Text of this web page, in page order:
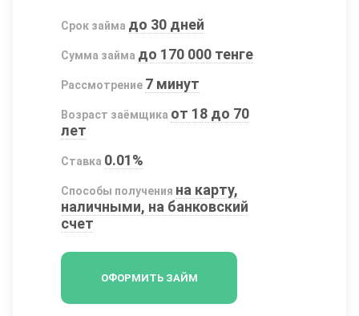
Срок займа до 30 дней
Сумма займа до 170 000 тенге
Рассмотрение 7 минут
Возраст заёмщика от 18 до 70
лет
Ставка 0.01%
Способы получения на карту,
наличными, на банковский
счет
ОФОРМИТЬ ЗАЙМ